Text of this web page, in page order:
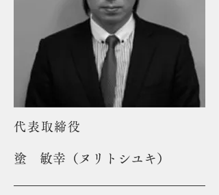
代表取締役
塗 敏幸（ヌリトシユキ）